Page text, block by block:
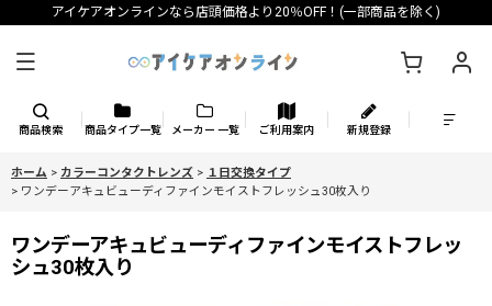
アイケアオンラインなら店頭価格より20％OFF！(一部商品を除く)
商品検索 商品タイプ一覧 メーカー 一覧 ご利用案内 新規登録
ホーム > カラーコンタクトレンズ > １日交換タイプ
> ワンデーアキュビューディファインモイストフレッシュ30枚入り
ワンデーアキュビューディファインモイストフレッ
シュ30枚入り